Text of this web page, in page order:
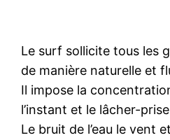
Le surf sollicite tous les
de manière naturelle et
Il impose la
l’instant et le lâcher-
Le bruit de l’eau le vent